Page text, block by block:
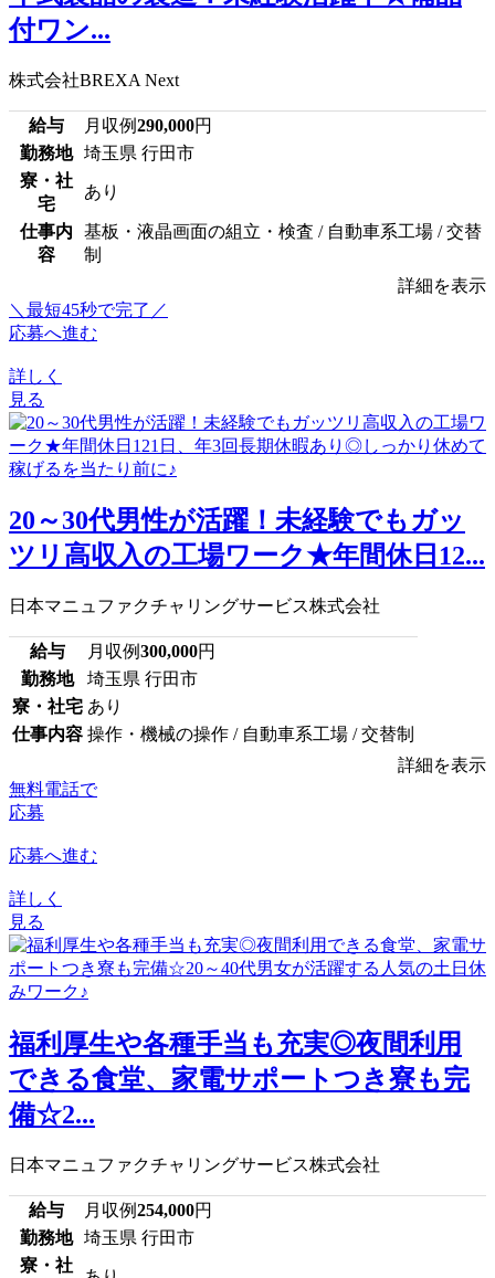
付ワン...
株式会社BREXA Next
給与 月収例290,000円
勤務地
埼玉県 行田市
寮・社
宅
あり
仕事内
容
基板・液晶画面の組立・検査 / 自動車系工場 / 交替
制
詳細を表示
＼最短45秒で完了／
応募へ進む
詳しく
見る
20～30代男性が活躍！未経験でもガッ
ツリ高収入の工場ワーク★年間休日12...
日本マニュファクチャリングサービス株式会社
給与 月収例300,000円
勤務地
埼玉県 行田市
寮・社宅 あり
仕事内容 操作・機械の操作 / 自動車系工場 / 交替制
詳細を表示
無料電話で
応募
応募へ進む
詳しく
見る
福利厚生や各種手当も充実◎夜間利用
できる食堂、家電サポートつき寮も完
備☆2...
日本マニュファクチャリングサービス株式会社
給与 月収例254,000円
勤務地
埼玉県 行田市
寮・社